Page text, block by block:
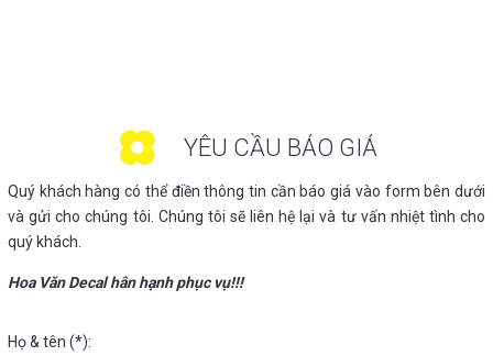
YÊU CẦU BÁO GIÁ
Quý khách hàng có thể điền thông tin cần báo giá vào form bên dưới
và gửi cho chúng tôi. Chúng tôi sẽ liên hệ lại và tư vấn nhiệt tình cho
quý khách.
Hoa Văn Decal hân hạnh phục vụ!!!
Họ & tên (*):